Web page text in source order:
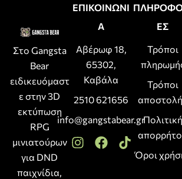
Στο Gangsta
Bear
ειδικευόμαστ
ε στην 3D
εκτύπωση
RPG
μινιατούρων
για DND
παιχνίδια,
ΕΠΙΚΟΙΝΩΝΙ
Α
Αβέρωφ 18,
65302,
Καβάλα
2510 621656
info@gangstabear.gr
ΕΣ
Τρόποι
Τρόποι
Πολιτική
Όροι